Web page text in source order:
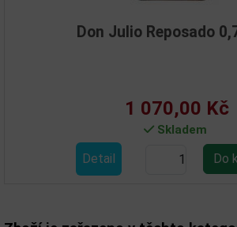
Don Julio Reposado 0,7l 38%
1 070,00 Kč
Skladem